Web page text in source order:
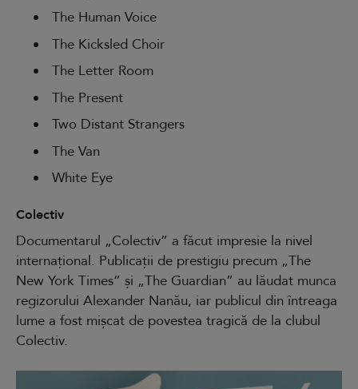
The Human Voice
The Kicksled Choir
The Letter Room
The Present
Two Distant Strangers
The Van
White Eye
Colectiv
Documentarul „Colectiv” a făcut impresie la nivel
internațional. Publicații de prestigiu precum „The
New York Times” și „The Guardian” au lăudat munca
regizorului Alexander Nanău, iar publicul din întreaga
lume a fost mișcat de povestea tragică de la clubul
Colectiv.